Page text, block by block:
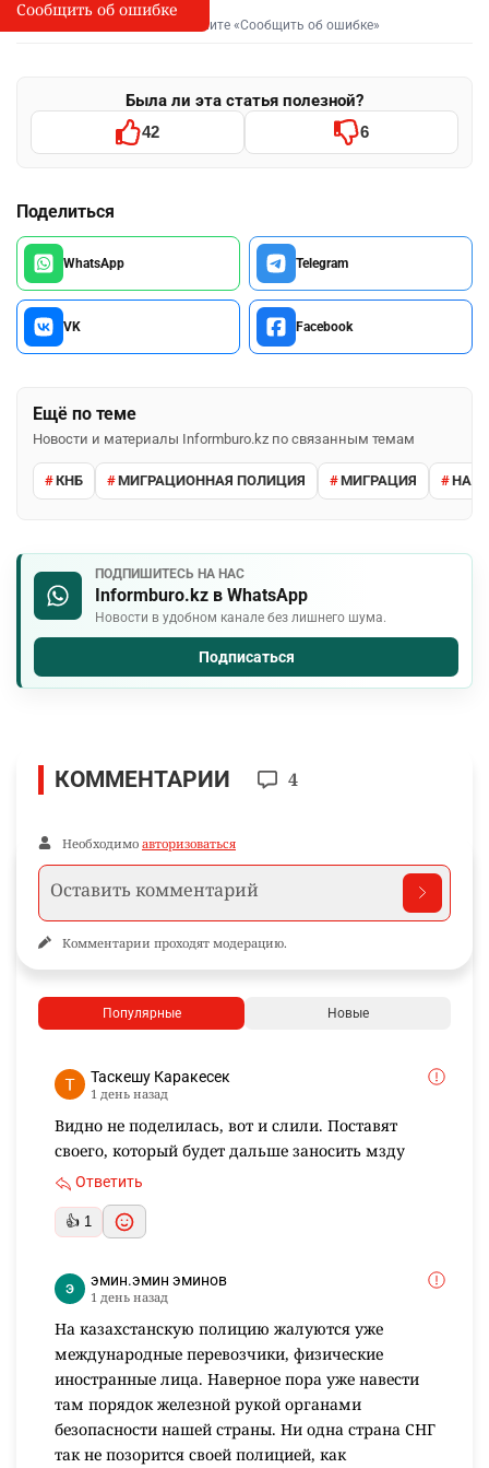
I
Сообщить об опечатке
Выделите фрагмент и нажмите «Сообщить об ошибке»
Была ли эта статья полезной?
42 6
Поделиться
WhatsApp Telegram
VK Facebook
Ещё по теме
Новости и материалы Informburo.kz по связанным темам
КНБ МИГРАЦИОННАЯ ПОЛИЦИЯ МИГРАЦИЯ
ПОДПИШИТЕСЬ НА НАС
Informburo.kz в WhatsApp
Новости в удобном канале без лишнего шума.
Подписаться
Сообщить об ошибке
КОММЕНТАРИИ 4
Необходимо авторизоваться
Комментарии проходят модерацию.
Популярные Новые
Таскешу Каракесек
1 день назад
Видно не поделилась, вот и слили. Поставят
своего, который будет дальше заносить мзду
Ответить
👍 1
эмин.эмин эминов
1 день назад
На казахстанскую полицию жалуются уже
международные перевозчики, физические
иностранные лица. Наверное пора уже навести
там порядок железной рукой органами
безопасности нашей страны. Ни одна страна СНГ
так не позорится своей полицией, как